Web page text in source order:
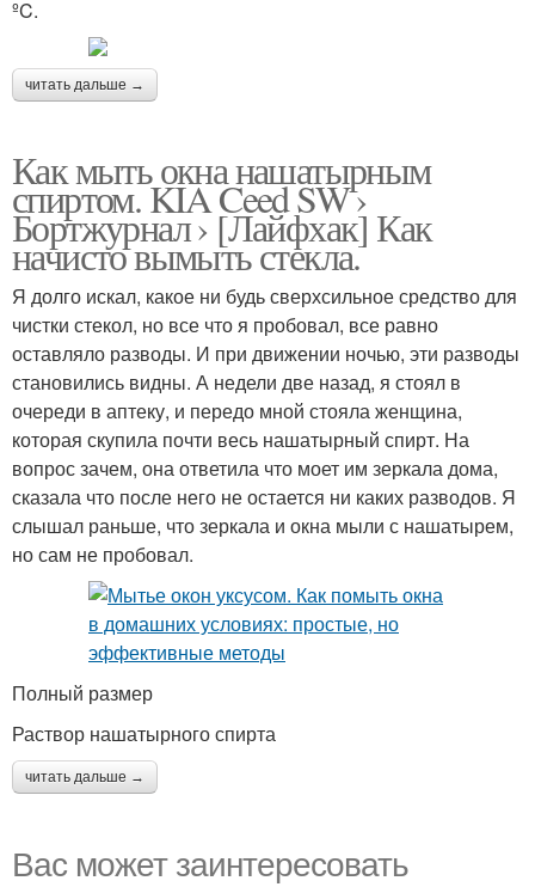
ºC.
читать дальше →
Как мыть окна нашатырным
спиртом. KIA Ceed SW ›
Бортжурнал › [Лайфхак] Как
начисто вымыть стекла.
Я долго искал, какое ни будь сверхсильное средство для
чистки стекол, но все что я пробовал, все равно
оставляло разводы. И при движении ночью, эти разводы
становились видны. А недели две назад, я стоял в
очереди в аптеку, и передо мной стояла женщина,
которая скупила почти весь нашатырный спирт. На
вопрос зачем, она ответила что моет им зеркала дома,
сказала что после него не остается ни каких разводов. Я
слышал раньше, что зеркала и окна мыли с нашатырем,
но сам не пробовал.
Полный размер
Раствор нашатырного спирта
читать дальше →
Вас может заинтересовать